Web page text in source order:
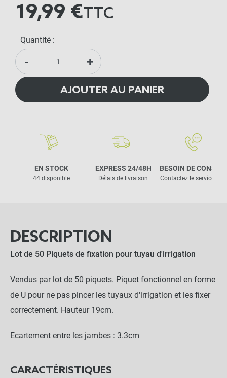
19,99 €TTC
Quantité :
- +
AJOUTER AU PANIER
EN STOCK
44 disponible
EXPRESS 24/48H
Délais de livraison
BESOIN DE CONSEIL
Contactez le service
DESCRIPTION
Lot de 50 Piquets de fixation pour tuyau d'irrigation
Vendus par lot de 50 piquets. Piquet fonctionnel en forme
de U pour ne pas pincer les tuyaux d'irrigation et les fixer
correctement. Hauteur 19cm.
Ecartement entre les jambes : 3.3cm
CARACTÉRISTIQUES